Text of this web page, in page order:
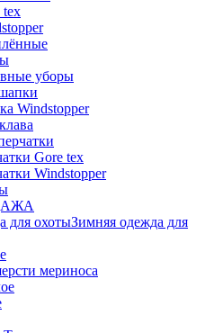
tex
уборы
Windstopper
Gore tex
Windstopper
Зимняя одежда для
мериноса